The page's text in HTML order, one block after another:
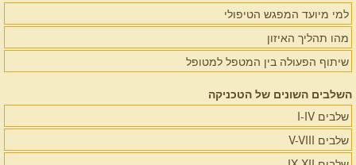
למי מיועד המפגש הטיפולי
מהו תהליך האיזון
שיתוף הפעולה בין המטפל למטופל
השלבים השונים של הטכניקה
שלבים I-IV
שלבים V-VIII